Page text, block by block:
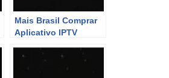
Mais Brasil Comprar
Aplicativo IPTV